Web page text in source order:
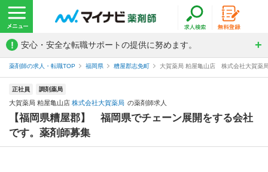
! 安心・安全な転職サポートの提供に努めます。
薬剤師の求人・転職TOP 福岡県 糟屋郡志免町 大賀薬局 粕屋亀山店 株式会社大賀薬
正社員 調剤薬局
大賀薬局 粕屋亀山店 株式会社大賀薬局 の薬剤師求人
【福岡県糟屋郡】 福岡県でチェーン展開をする会社
です。薬剤師募集